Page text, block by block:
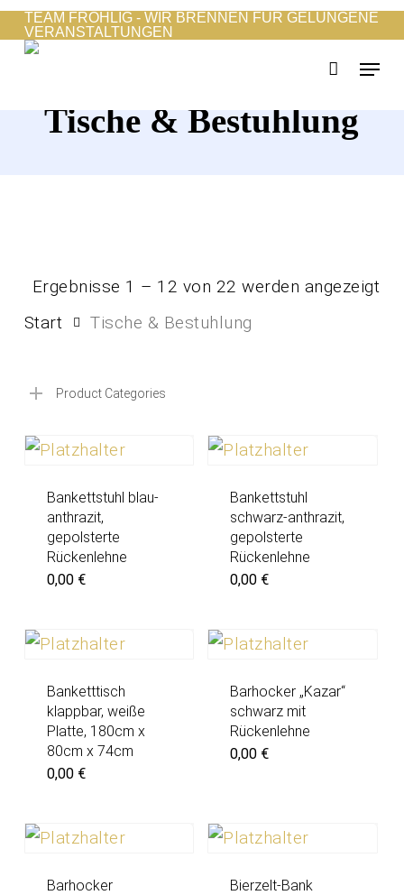
Skip
to
TEAM FRÖHLIG - WIR BRENNEN FÜR GELUNGENE
VERANSTALTUNGEN
Menu
Tische & Bestuhlung
Ergebnisse 1 – 12 von 22 werden angezeigt
Start
Tische & Bestuhlung
Product Categories
Bankettstuhl blau-
anthrazit,
gepolsterte
Rückenlehne
0,00 €
Bankettstuhl
schwarz-anthrazit,
gepolsterte
Rückenlehne
0,00 €
Banketttisch
klappbar, weiße
Platte, 180cm x
80cm x 74cm
0,00 €
Barhocker „Kazar“
schwarz mit
Rückenlehne
0,00 €
Barhocker
Bierzelt-Bank